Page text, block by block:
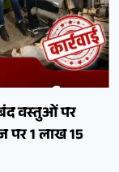
बंद वस्तुओं पर
पर 1 लाख 15